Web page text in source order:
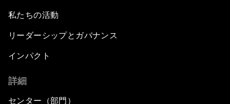
私たちの活動
リーダーシップとガバナンス
インパクト
詳細
センター（部門）